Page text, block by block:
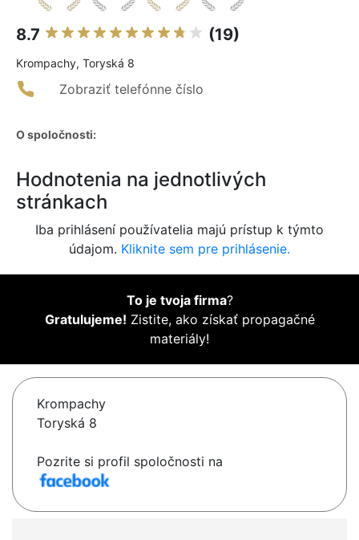
8.7 (19)
Krompachy, Toryská 8
Zobraziť telefónne číslo
O spoločnosti:
Hodnotenia na jednotlivých
stránkach
Iba prihlásení používatelia majú prístup k týmto
údajom. Kliknite sem pre prihlásenie.
To je tvoja firma?
Gratulujeme! Zistite, ako získať propagačné
materiály!
Krompachy
Toryská 8
Pozrite si profil spoločnosti na